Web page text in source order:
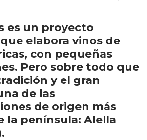
es un proyecto
elabora vinos de
con pequeñas
Pero sobre todo que
y el gran
de las
de origen más
la península: Alella